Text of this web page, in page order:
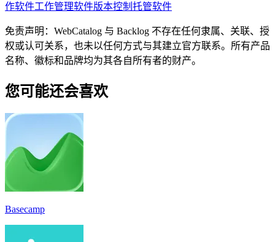
作软件工作管理软件版本控制托管软件
免责声明：WebCatalog 与 Backlog 不存在任何隶属、关联、授
权或认可关系，也未以任何方式与其建立官方联系。所有产品
名称、徽标和品牌均为其各自所有者的财产。
您可能还会喜欢
Basecamp